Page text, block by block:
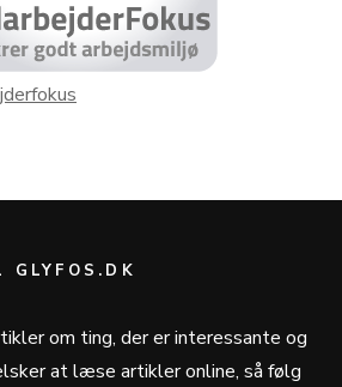
GLYFOS.DK
om ting, der er interessante og
at læse artikler online, så følg